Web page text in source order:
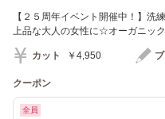
【２５周年イベント開催中！】洗
上品な大人の女性に☆オーガニック
カット ￥4,950
クーポン
全員